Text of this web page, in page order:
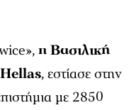
η Βασιλική
, εστίασε στην
με 2850